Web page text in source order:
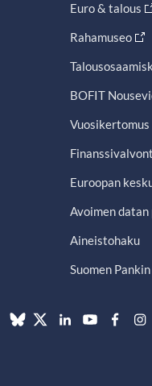
Euro & talous
Rahamuseo
BOFIT
Vuosikertomus
Euroopan
Avoimen datan
Aineistohaku
Suomen